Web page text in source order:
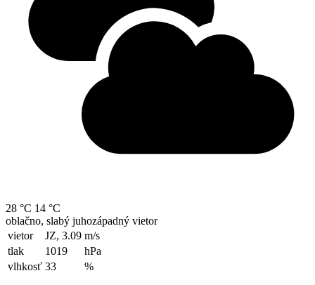
28 °C 14 °C
oblačno, slabý juhozápadný vietor
vietor
JZ, 3.09 m/s
tlak
1019
hPa
vlhkosť 33 %